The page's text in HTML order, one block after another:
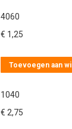
4060
€ 1,25
Toevoegen aan
1040
€ 2,75